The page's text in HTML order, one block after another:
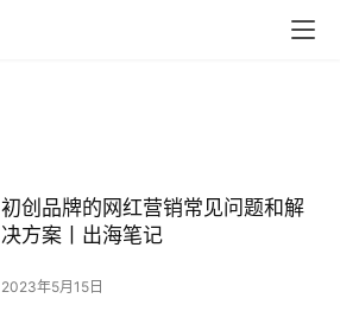
初创品牌的网红营销常见问题和解
决方案丨出海笔记
2023年5月15日